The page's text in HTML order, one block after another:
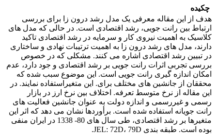
چکیده
هدف از این مقاله معرفی یک مدل رشد درون زا برای بررسی
ارتباط بین رانت جویی، رشد اقتصادی است. در حالی که مدل های
کلاسیک به اهمیت نیروی کار و سرمایه در رشد اقتصادی تاکید
دارند، مدل های رشد درون زا به اهمیت ترتیبات نهادی و ساختاری
در تبیین رشد اقتصادی اشاره می کنند. مشکلی که در خصوص
بررسی تجربی اثرات رانت جویی بر رشد اقتصادی و جود دارد، عدم
امکان اندازه گیری رانت جویی است. این موضوع سبب شده که
محققان از جانشین های مختلف برای. این متغیراستفاده نمایند. در
این مقاله از نرخ متوسط تعرفه. اختلاف بین نرخ ارز در بازار
رسمی و غیررسمی و اندازه دولت به عنوان جانشین فعالیت های
رانت جویانه استفاده شده است. برأوردها نشان می دهد که اثر این
متغیرها بر رشد اقتصادی، طی سال های 80- 1338 در ایران منفی
بوده است. طبقه بندی JEL: 72D، 79D.